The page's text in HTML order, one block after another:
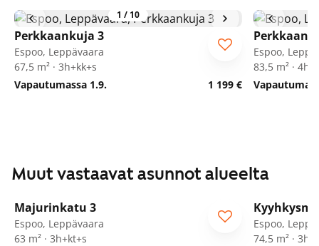
1 / 10
Perkkaankuja 3
Espoo, Leppävaara
67,5 m² · 3h+kk+s
Vapautumassa 1.9.
1 199 €
Espoo,
83,5 m² ·
Muut vastaavat asunnot alueelta
Majurinkatu 3
Espoo, Leppävaara
63 m² · 3h+kt+s
Espoo,
74,5 m² ·